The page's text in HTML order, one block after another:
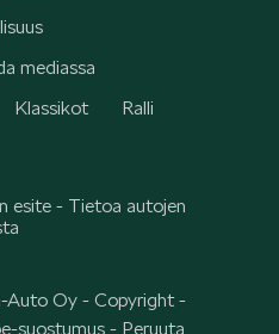
mediassa
Klassikot Ralli
esite - Tietoa autojen
Auto Oy - Copyright-
suostumus - Peruuta